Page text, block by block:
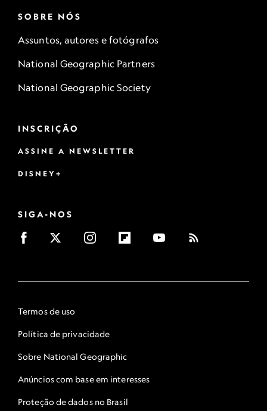
SOBRE NÓS
Assuntos, autores e fotógrafos
National Geographic Partners
National Geographic Society
INSCRIÇÃO
ASSINE A NEWSLETTER
DISNEY+
SIGA-NOS
Termos de uso
Política de privacidade
Sobre National Geographic
Anúncios com base em interesses
Proteção de dados no Brasil